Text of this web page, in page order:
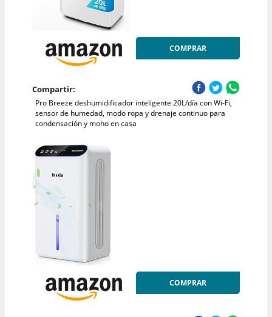
COMPRAR
Compartir:
Pro Breeze deshumidificador inteligente 20L/día con Wi-Fi,
sensor de humedad, modo ropa y drenaje continuo para
condensación y moho en casa
COMPRAR